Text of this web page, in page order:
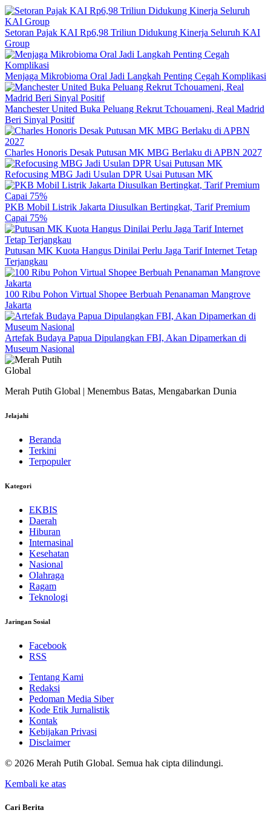
Setoran Pajak KAI Rp6,98 Triliun Didukung Kinerja Seluruh KAI
Group
Menjaga Mikrobioma Oral Jadi Langkah Penting Cegah Komplikasi
Manchester United Buka Peluang Rekrut Tchouameni, Real Madrid
Beri Sinyal Positif
Charles Honoris Desak Putusan MK MBG Berlaku di APBN 2027
Refocusing MBG Jadi Usulan DPR Usai Putusan MK
PKB Mobil Listrik Jakarta Diusulkan Bertingkat, Tarif Premium
Capai 75%
Putusan MK Kuota Hangus Dinilai Perlu Jaga Tarif Internet Tetap
Terjangkau
100 Ribu Pohon Virtual Shopee Berbuah Penanaman Mangrove
Jakarta
Artefak Budaya Papua Dipulangkan FBI, Akan Dipamerkan di
Museum Nasional
Merah Putih Global | Menembus Batas, Mengabarkan Dunia
Jelajahi
Beranda
Terkini
Terpopuler
Kategori
EKBIS
Daerah
Hiburan
Internasinal
Kesehatan
Nasional
Olahraga
Ragam
Teknologi
Jaringan Sosial
Facebook
RSS
Tentang Kami
Redaksi
Pedoman Media Siber
Kode Etik Jurnalistik
Kontak
Kebijakan Privasi
Disclaimer
© 2026 Merah Putih Global. Semua hak cipta dilindungi.
Kembali ke atas
Cari Berita